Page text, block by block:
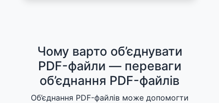
Чому варто об’єднувати
PDF-файли — переваги
об’єднання PDF-файлів
Об’єднання PDF-файлів може допомогти